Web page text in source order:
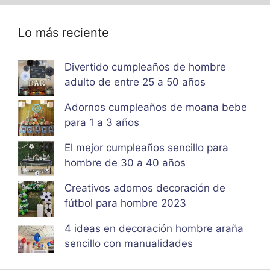
Lo más reciente
Divertido cumpleaños de hombre
adulto de entre 25 a 50 años
Adornos cumpleaños de moana bebe
para 1 a 3 años
El mejor cumpleaños sencillo para
hombre de 30 a 40 años
Creativos adornos decoración de
fútbol para hombre 2023
4 ideas en decoración hombre araña
sencillo con manualidades